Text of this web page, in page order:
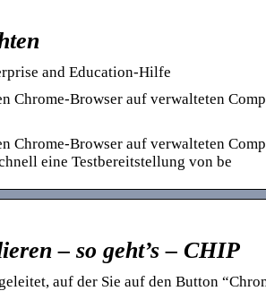
and Education-Hilfe
Chrome-Browser auf verwalteten
Chrome-Browser auf verwalteten
eine Testbereitstellung von be
– so geht’s – CHIP
auf der Sie auf den Button